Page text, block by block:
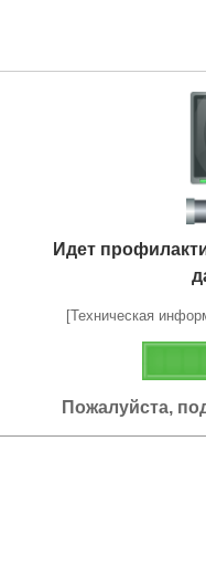
Идет
[Техническая
Пожалуйста,